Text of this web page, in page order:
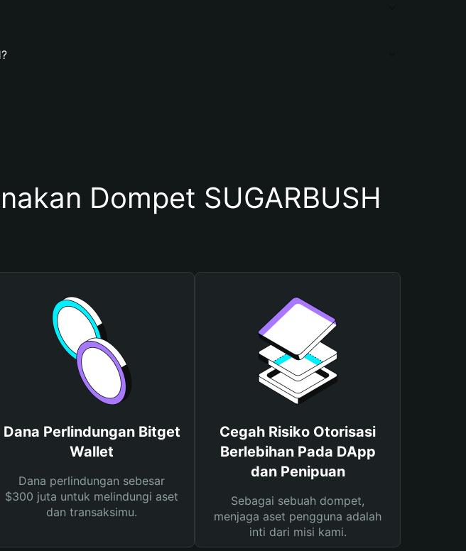
Dompet SUGARBUSH
Dana Perlindungan Bitget
Wallet
Dana perlindungan sebesar
$300 juta untuk melindungi aset
dan transaksimu.
Cegah Risiko Otorisasi
Berlebihan Pada DApp
dan Penipuan
Sebagai sebuah dompet,
menjaga aset pengguna adalah
inti dari misi kami.